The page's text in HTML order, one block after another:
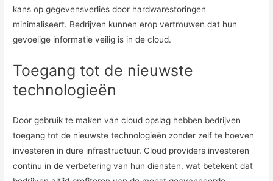
kans op gegevensverlies door hardwarestoringen
minimaliseert. Bedrijven kunnen erop vertrouwen dat hun
gevoelige informatie veilig is in de cloud.
Toegang tot de nieuwste
technologieën
Door gebruik te maken van cloud opslag hebben bedrijven
toegang tot de nieuwste technologieën zonder zelf te hoeven
investeren in dure infrastructuur. Cloud providers investeren
continu in de verbetering van hun diensten, wat betekent dat